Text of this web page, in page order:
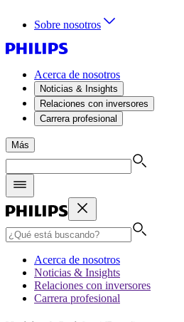
Sobre nosotros
Acerca de nosotros
Noticias & Insights
Relaciones con inversores
Carrera profesional
Más
Acerca de nosotros
Noticias & Insights
Relaciones con inversores
Carrera profesional